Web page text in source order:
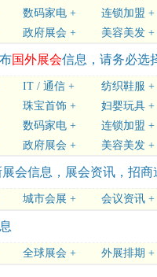
数码家电 +
连锁加盟 +
政府展会 + 美容美发 +
国外展会信息，请务必选
IT / 通信 +
纺织鞋服 +
珠宝首饰 +
妇婴玩具 +
数码家电 +
连锁加盟 +
政府展会 + 美容美发 +
会信息，展会资讯，招
城市会展 + 会议资讯 +
全球展会 + 外展排期 +